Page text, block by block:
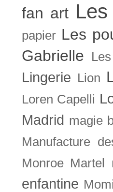
fan art
papier Les
Gabrielle
Lingerie Lion
Loren Capelli
Madrid magie
Manufacture
Monroe Martel
enfantine